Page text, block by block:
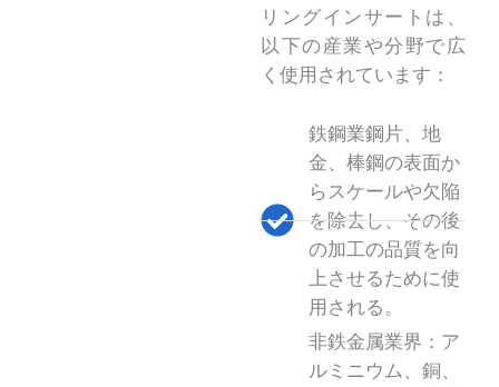
リングインサートは、
以下の産業や分野で広
く使用されています：
鉄鋼業鋼片、地
金、棒鋼の表面か
らスケールや欠陥
を除去し、その後
の加工の品質を向
上させるために使
用される。
非鉄金属業界：ア
ルミニウム、銅、